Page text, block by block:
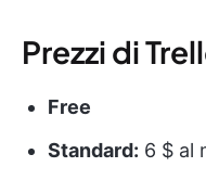
Prezzi di
Free
Standard: 6 $ al